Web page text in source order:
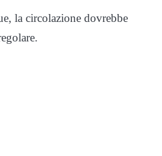
la circolazione dovrebbe